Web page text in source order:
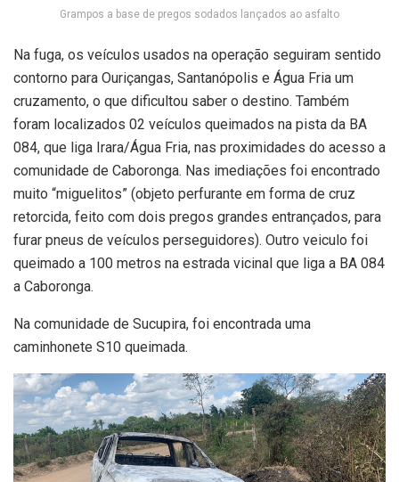
Grampos a base de pregos sodados lançados ao asfalto
Na fuga, os veículos usados na operação seguiram sentido
contorno para Ouriçangas, Santanópolis e Água Fria um
cruzamento, o que dificultou saber o destino. Também
foram localizados 02 veículos queimados na pista da BA
084, que liga Irara/Água Fria, nas proximidades do acesso a
comunidade de Caboronga. Nas imediações foi encontrado
muito “miguelitos” (objeto perfurante em forma de cruz
retorcida, feito com dois pregos grandes entrançados, para
furar pneus de veículos perseguidores). Outro veiculo foi
queimado a 100 metros na estrada vicinal que liga a BA 084
a Caboronga.
Na comunidade de Sucupira, foi encontrada uma
caminhonete S10 queimada.